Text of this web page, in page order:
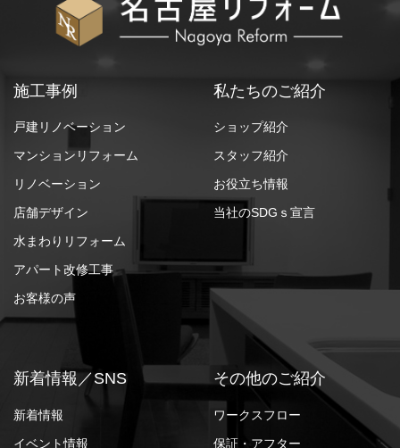
施工事例
戸建リノベーション
マンションリフォーム
リノベーション
店舗デザイン
水まわりリフォーム
アパート改修工事
お客様の声
私たちのご紹介
ショップ紹介
スタッフ紹介
お役立ち情報
当社のSDGｓ宣言
新着情報／SNS
新着情報
イベント情報
その他のご紹介
ワークスフロー
保証・アフター